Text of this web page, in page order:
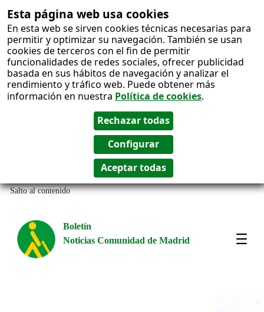
Esta página web usa cookies
En esta web se sirven cookies técnicas necesarias para
permitir y optimizar su navegación. También se usan
cookies de terceros con el fin de permitir
funcionalidades de redes sociales, ofrecer publicidad
basada en sus hábitos de navegación y analizar el
rendimiento y tráfico web. Puede obtener más
información en nuestra Política de cookies.
Salto al contenido
Boletín
Noticias Comunidad de Madrid